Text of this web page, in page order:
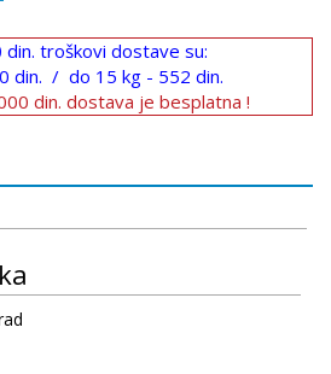
troškovi dostave su:
din. / do 15 kg - 552 din.
din. dostava je besplatna !